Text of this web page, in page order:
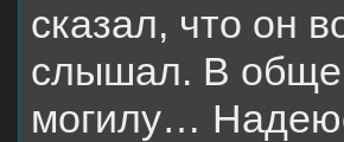
сказал, что он
слышал. В
могилу…